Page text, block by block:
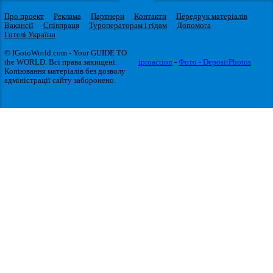
Про проект Реклама Партнери Контакти
Передрук матеріалів
Вакансії
Співпраця Туроператорам і гідам
Допомога
Готелі України
© IGotoWorld.com - Your GUIDE TO
the WORLD. Всі права захищені.
Копіювання матеріалів без дозволу
адміністрації сайту заборонено.
iproaction - Фото - DepositPhotos